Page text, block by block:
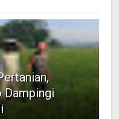
Dampingi